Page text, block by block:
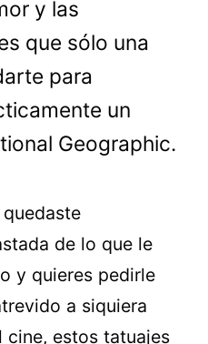
y las
que sólo una
para
un
Geographic.
de lo que le
y quieres pedirle
a siquiera
estos tatuajes